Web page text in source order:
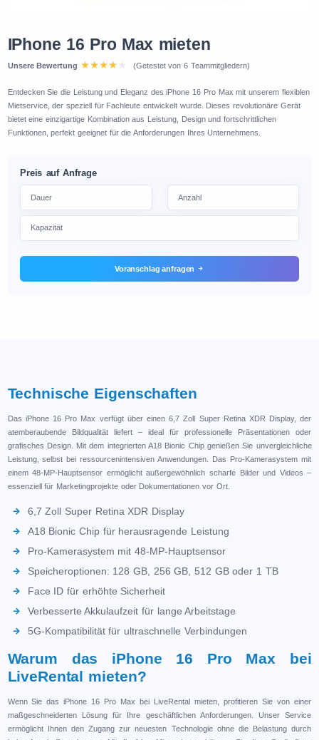
IPhone 16 Pro Max mieten
Unsere Bewertung (Getestet von 6 Teammitgliedern)
Entdecken Sie die Leistung und Eleganz des iPhone 16 Pro Max mit unserem flexiblen
Mietservice, der speziell für Fachleute entwickelt wurde. Dieses revolutionäre Gerät
bietet eine einzigartige Kombination aus Leistung, Design und fortschrittlichen
Funktionen, perfekt geeignet für die Anforderungen Ihres Unternehmens.
Preis auf Anfrage
Voranschlag anfragen
Technische Eigenschaften
Das iPhone 16 Pro Max verfügt über einen 6,7 Zoll Super Retina XDR Display, der
atemberaubende Bildqualität liefert – ideal für professionelle Präsentationen oder
grafisches Design. Mit dem integrierten A18 Bionic Chip genießen Sie unvergleichliche
Leistung, selbst bei ressourcenintensiven Anwendungen. Das Pro-Kamerasystem mit
einem 48-MP-Hauptsensor ermöglicht außergewöhnlich scharfe Bilder und Videos –
essenziell für Marketingprojekte oder Dokumentationen vor Ort.
6,7 Zoll Super Retina XDR Display
A18 Bionic Chip für herausragende Leistung
Pro-Kamerasystem mit 48-MP-Hauptsensor
Speicheroptionen: 128 GB, 256 GB, 512 GB oder 1 TB
Face ID für erhöhte Sicherheit
Verbesserte Akkulaufzeit für lange Arbeitstage
5G-Kompatibilität für ultraschnelle Verbindungen
Warum das iPhone 16 Pro Max bei
LiveRental mieten?
Wenn Sie das iPhone 16 Pro Max bei LiveRental mieten, profitieren Sie von einer
maßgeschneiderten Lösung für Ihre geschäftlichen Anforderungen. Unser Service
ermöglicht Ihnen den Zugang zur neuesten Technologie ohne die Belastung durch